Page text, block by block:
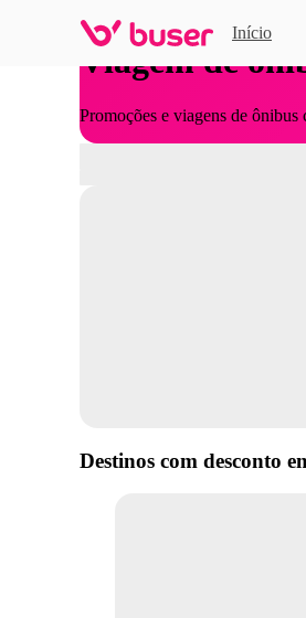
Início
Viagem de
Promoções e viagens de
Destinos com desconto